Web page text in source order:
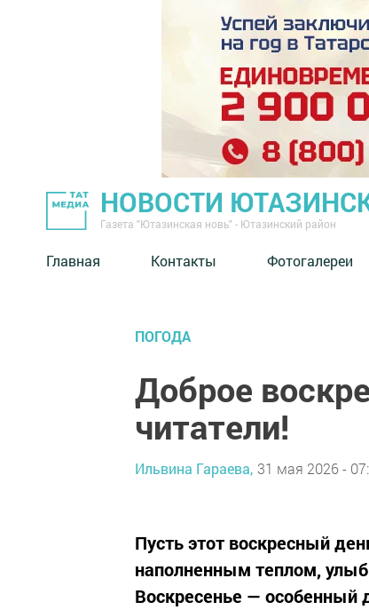
НОВОСТИ
Газета "Ютазинская новь" - Ютазинский район
Главная Контакты Фотогалереи
ПОГОДА
Доброе
читатели!
Ильвина Гараева, 31 мая 2026 -
Пусть этот воскресный
наполненным теплом,
Воскресенье — особенный